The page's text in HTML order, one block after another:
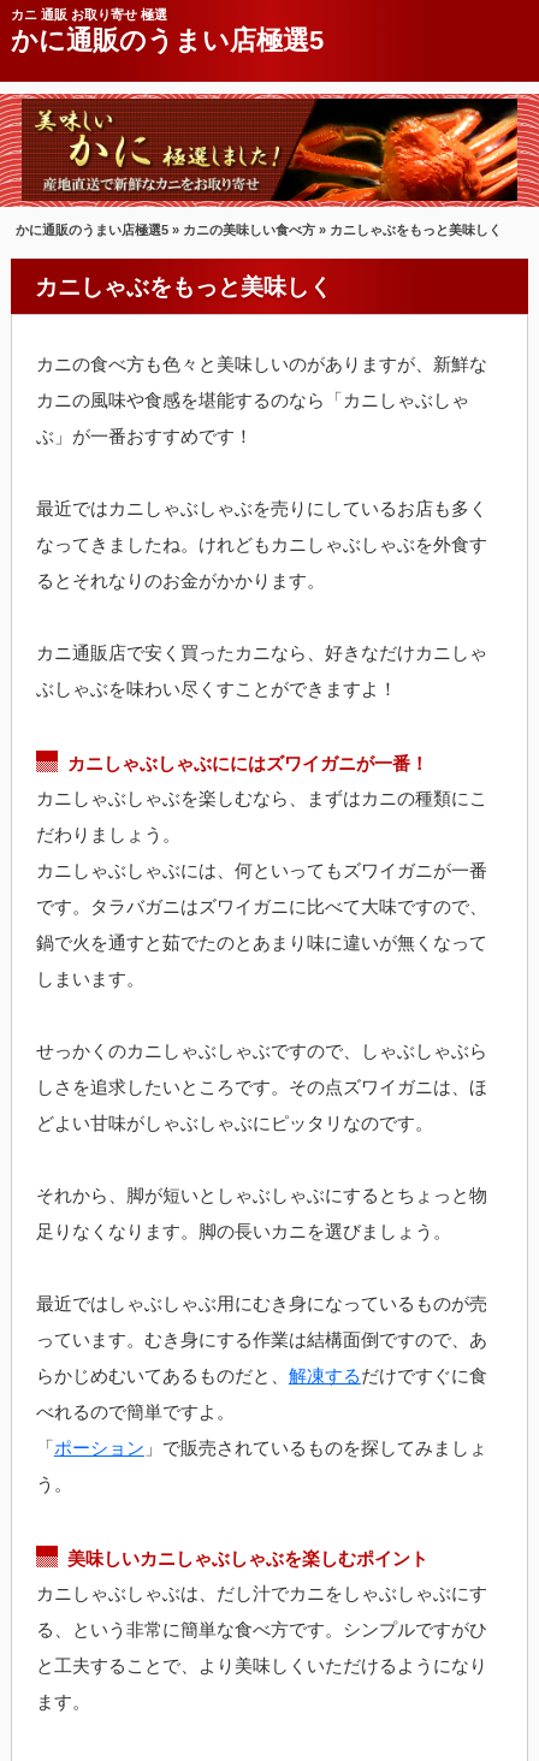
カニ 通販 お取り寄せ 極選
かに通販のうまい店極選5
かに通販のうまい店極選5 » カニの美味しい食べ方 » カニしゃぶをもっと美味しく
カニしゃぶをもっと美味しく
カニの食べ方も色々と美味しいのがありますが、新鮮な
カニの風味や食感を堪能するのなら「カニしゃぶしゃ
ぶ」が一番おすすめです！
最近ではカニしゃぶしゃぶを売りにしているお店も多く
なってきましたね。けれどもカニしゃぶしゃぶを外食す
るとそれなりのお金がかかります。
カニ通販店で安く買ったカニなら、好きなだけカニしゃ
ぶしゃぶを味わい尽くすことができますよ！
カニしゃぶしゃぶににはズワイガニが一番！
カニしゃぶしゃぶを楽しむなら、まずはカニの種類にこ
だわりましょう。
カニしゃぶしゃぶには、何といってもズワイガニが一番
です。タラバガニはズワイガニに比べて大味ですので、
鍋で火を通すと茹でたのとあまり味に違いが無くなって
しまいます。
せっかくのカニしゃぶしゃぶですので、しゃぶしゃぶら
しさを追求したいところです。その点ズワイガニは、ほ
どよい甘味がしゃぶしゃぶにピッタリなのです。
それから、脚が短いとしゃぶしゃぶにするとちょっと物
足りなくなります。脚の長いカニを選びましょう。
最近ではしゃぶしゃぶ用にむき身になっているものが売
っています。むき身にする作業は結構面倒ですので、あ
らかじめむいてあるものだと、 解凍するだけですぐに食
べれるので簡単ですよ。
「ポーション 」で販売されているものを探してみましょ
う。
美味しいカニしゃぶしゃぶを楽しむポイント
カニしゃぶしゃぶは、だし汁でカニをしゃぶしゃぶにす
る、という非常に簡単な食べ方です。シンプルですがひ
と工夫することで、より美味しくいただけるようになり
ます。